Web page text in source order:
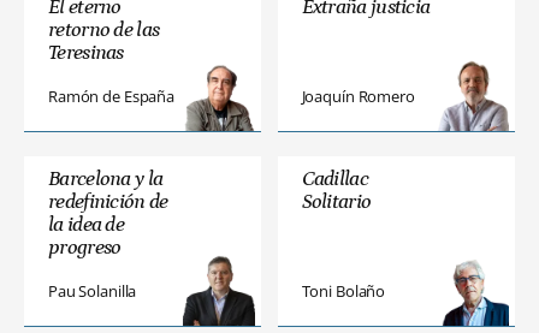
El eterno
retorno de las
Teresinas
Ramón de España
Extraña justicia
Joaquín Romero
Barcelona y la
redefinición de
la idea de
progreso
Pau Solanilla
Cadillac
Solitario
Toni Bolaño